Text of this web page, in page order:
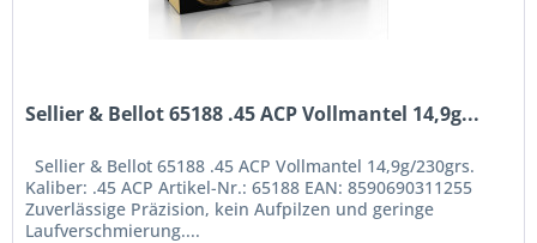
Sellier & Bellot 65188 .45 ACP Vollmantel 14,9g...
Sellier & Bellot 65188 .45 ACP Vollmantel 14,9g/230grs.
Kaliber: .45 ACP Artikel-Nr.: 65188 EAN: 8590690311255
Zuverlässige Präzision, kein Aufpilzen und geringe
Laufverschmierung....